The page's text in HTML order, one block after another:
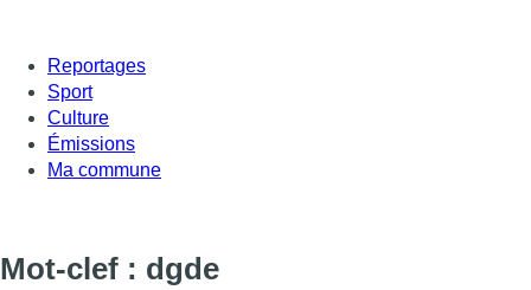
Reportages
Sport
Culture
Émissions
Ma commune
Mot-clef : dgde